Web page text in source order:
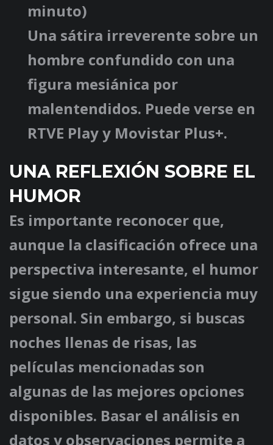
minuto)
Una sátira irreverente sobre un
hombre confundido con una
figura mesiánica por
malentendidos. Puede verse en
RTVE Play y Movistar Plus+.
UNA REFLEXIÓN SOBRE EL
HUMOR
Es importante reconocer que,
aunque la clasificación ofrece una
perspectiva interesante, el humor
sigue siendo una experiencia muy
personal. Sin embargo, si buscas
noches llenas de risas, las
películas mencionadas son
algunas de las mejores opciones
disponibles. Basar el análisis en
datos y observaciones permite a